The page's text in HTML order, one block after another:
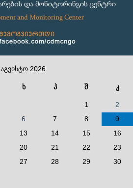
აგვისტო 2026
ხ პ შ კ
1
2
6 7 8
9
13 14 15
16
20 21 22
23
27 28 29
30